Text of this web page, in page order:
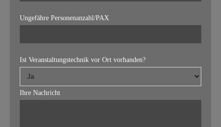
Ungefähre Personenanzahl/PAX
Ist Veranstaltungstechnik vor Ort vorhanden?
Ihre Nachricht